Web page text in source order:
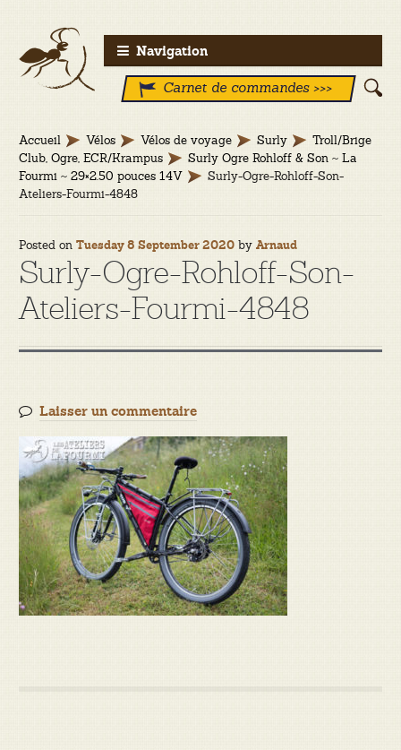
Aller
à
Aller
au
contenu
Navigation
Carnet de commandes >>>
Accueil Vélos Vélos de voyage Surly
Troll/Brige
Club, Ogre, ECR/Krampus
Surly Ogre Rohloff & Son ~ La
Fourmi ~ 29×2.50 pouces 14V
Surly-Ogre-Rohloff-Son-
Ateliers-Fourmi-4848
Posted on Tuesday 8 September 2020by Arnaud
Surly-Ogre-Rohloff-Son-
Ateliers-Fourmi-4848
Laisser un commentaire